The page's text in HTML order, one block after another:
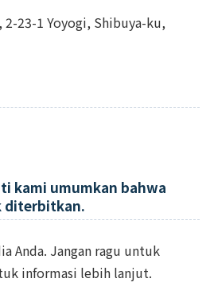
2-23-1 Yoyogi, Shibuya-ku,
kami umumkan bahwa
diterbitkan.
Anda. Jangan ragu untuk
informasi lebih lanjut.